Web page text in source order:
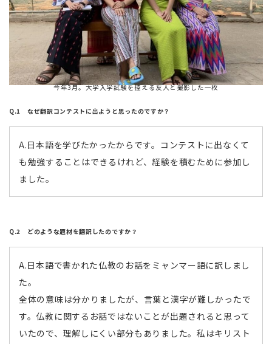
今年3月。大学入学試験を控える友人と撮影した一枚
Q.1 なぜ翻訳コンテストに出ようと思ったのですか？
A.日本語を学びたかったからです。コンテストに出なくて
も勉強することはできるけれど、経験を積むために参加し
ました。
Q.2 どのような題材を翻訳したのですか？
A.日本語で書かれた仏教のお話をミャンマー語に訳しまし
た。
全体の意味は分かりましたが、言葉と漢字が難しかったで
す。仏教に関するお話ではないことが出題されると思って
いたので、理解しにくい部分もありました。私はキリスト